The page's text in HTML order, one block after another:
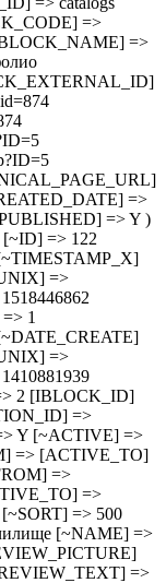
=>
=>
=>
=> Y )
[~ID] => 122
=>
1
=>
2 [IBLOCK_ID]
=>
Y [~ACTIVE] =>
=> [ACTIVE_TO]
=>
=>
=> 500
[~NAME] =>
=>